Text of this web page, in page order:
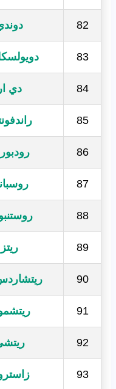
82
83
84 دي ار
85
86
87
88
89 ريتز
90
91
92
93